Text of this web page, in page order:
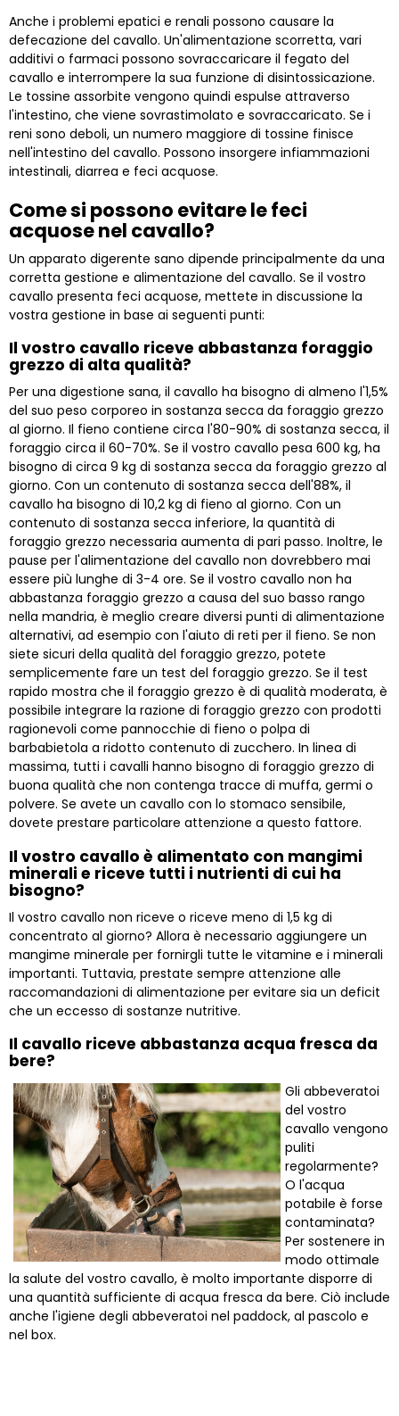
Anche i problemi epatici e renali possono causare la
defecazione del cavallo. Un'alimentazione scorretta, vari
additivi o farmaci possono sovraccaricare il fegato del
cavallo e interrompere la sua funzione di disintossicazione.
Le tossine assorbite vengono quindi espulse attraverso
l'intestino, che viene sovrastimolato e sovraccaricato. Se i
reni sono deboli, un numero maggiore di tossine finisce
nell'intestino del cavallo. Possono insorgere infiammazioni
intestinali, diarrea e feci acquose.
Come si possono evitare le feci
acquose nel cavallo?
Un apparato digerente sano dipende principalmente da una
corretta gestione e alimentazione del cavallo. Se il vostro
cavallo presenta feci acquose, mettete in discussione la
vostra gestione in base ai seguenti punti:
Il vostro cavallo riceve abbastanza foraggio
grezzo di alta qualità?
Per una digestione sana, il cavallo ha bisogno di almeno l'1,5%
del suo peso corporeo in sostanza secca da foraggio grezzo
al giorno. Il fieno contiene circa l'80-90% di sostanza secca, il
foraggio circa il 60-70%. Se il vostro cavallo pesa 600 kg, ha
bisogno di circa 9 kg di sostanza secca da foraggio grezzo al
giorno. Con un contenuto di sostanza secca dell'88%, il
cavallo ha bisogno di 10,2 kg di fieno al giorno. Con un
contenuto di sostanza secca inferiore, la quantità di
foraggio grezzo necessaria aumenta di pari passo. Inoltre, le
pause per l'alimentazione del cavallo non dovrebbero mai
essere più lunghe di 3-4 ore. Se il vostro cavallo non ha
abbastanza foraggio grezzo a causa del suo basso rango
nella mandria, è meglio creare diversi punti di alimentazione
alternativi, ad esempio con l'aiuto di reti per il fieno. Se non
siete sicuri della qualità del foraggio grezzo, potete
semplicemente fare un test del foraggio grezzo. Se il test
rapido mostra che il foraggio grezzo è di qualità moderata, è
possibile integrare la razione di foraggio grezzo con prodotti
ragionevoli come pannocchie di fieno o polpa di
barbabietola a ridotto contenuto di zucchero. In linea di
massima, tutti i cavalli hanno bisogno di foraggio grezzo di
buona qualità che non contenga tracce di muffa, germi o
polvere. Se avete un cavallo con lo stomaco sensibile,
dovete prestare particolare attenzione a questo fattore.
Il vostro cavallo è alimentato con mangimi
minerali e riceve tutti i nutrienti di cui ha
bisogno?
Il vostro cavallo non riceve o riceve meno di 1,5 kg di
concentrato al giorno? Allora è necessario aggiungere un
mangime minerale per fornirgli tutte le vitamine e i minerali
importanti. Tuttavia, prestate sempre attenzione alle
raccomandazioni di alimentazione per evitare sia un deficit
che un eccesso di sostanze nutritive.
Il cavallo riceve abbastanza acqua fresca da
bere?
Gli abbeveratoi
del vostro
cavallo vengono
puliti
regolarmente?
O l'acqua
potabile è forse
contaminata?
Per sostenere in
modo ottimale
la salute del vostro cavallo, è molto importante disporre di
una quantità sufficiente di acqua fresca da bere. Ciò include
anche l'igiene degli abbeveratoi nel paddock, al pascolo e
nel box.